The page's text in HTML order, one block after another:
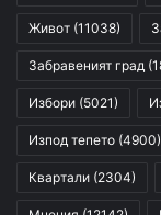
Живот (11038)
Забравеният град
Избори (5021)
Изпод тепето (4900)
Квартали (2304)